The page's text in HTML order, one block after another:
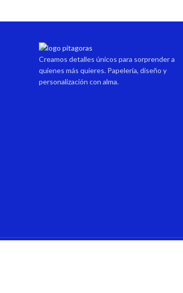
Creamos detalles únicos para sorprender a
quienes más quieres. Papelería, diseño y
personalización con alma.